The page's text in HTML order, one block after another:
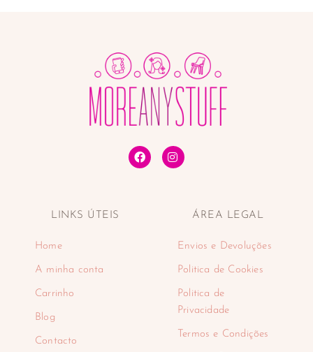
LINKS ÚTEIS
Home
A minha conta
Carrinho
Blog
Contacto
ÁREA LEGAL
Envios e Devoluções
Politica de Cookies
Politica de
Privacidade
Termos e Condições